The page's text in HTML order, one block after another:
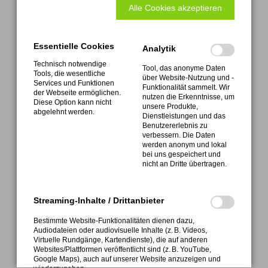
ATEMAG
Aggregatetechnologie und Manufaktur AG
Mühlenmatten 2 • D-77716 Hofstetten
FON +49 (0) 7832 9997-0
info@atemag.de
Alle Cookies akzeptieren
Essentielle Cookies
Technisch notwendige
Tools, die wesentliche
Services und Funktionen
der Webseite ermöglichen.
Diese Option kann nicht
abgelehnt werden.
Analytik
Tool, das anonyme Daten
über Website-Nutzung und -
Funktionalität sammelt. Wir
nutzen die Erkenntnisse, um
unsere Produkte,
Dienstleistungen und das
Benutzererlebnis zu
verbessern. Die Daten
werden anonym und lokal
bei uns gespeichert und
nicht an Dritte übertragen.
Streaming-Inhalte / Drittanbieter
Bestimmte Website-Funktionalitäten dienen dazu,
Audiodateien oder audiovisuelle Inhalte (z. B. Videos,
Virtuelle Rundgänge, Kartendienste), die auf anderen
Websites/Plattformen veröffentlicht sind (z. B. YouTube,
Google Maps), auch auf unserer Website anzuzeigen und
Download Rücklieferschein